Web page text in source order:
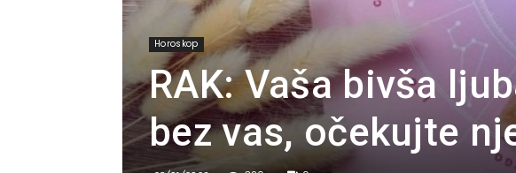
Horoskop
RAK: Vaša bivša
bez vas, očekujte